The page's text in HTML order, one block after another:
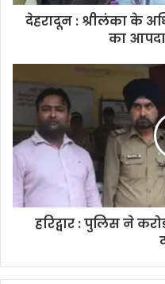
s
देहरादून : श्रीलंका के
का
हरिद्वार : पुलिस ने